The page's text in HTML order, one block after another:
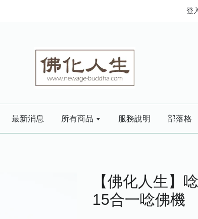
登
最新消息 所有商品 服務說明 部落格
【佛化人生】
15合一唸佛機